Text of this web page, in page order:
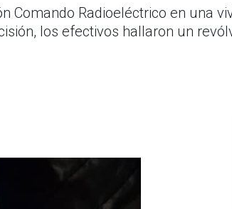
Comando Radioeléctrico en una
los efectivos hallaron un